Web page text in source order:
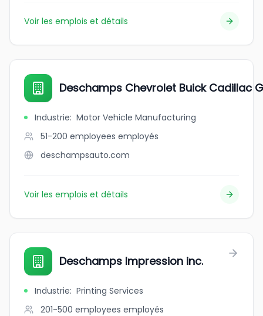
Voir les emplois et détails
Deschamps Chevrolet Buick Cadillac
Industrie: Motor Vehicle Manufacturing
51-200 employees employés
deschampsauto.com
Voir les emplois et détails
Deschamps Impression inc.
Industrie: Printing Services
201-500 employees employés